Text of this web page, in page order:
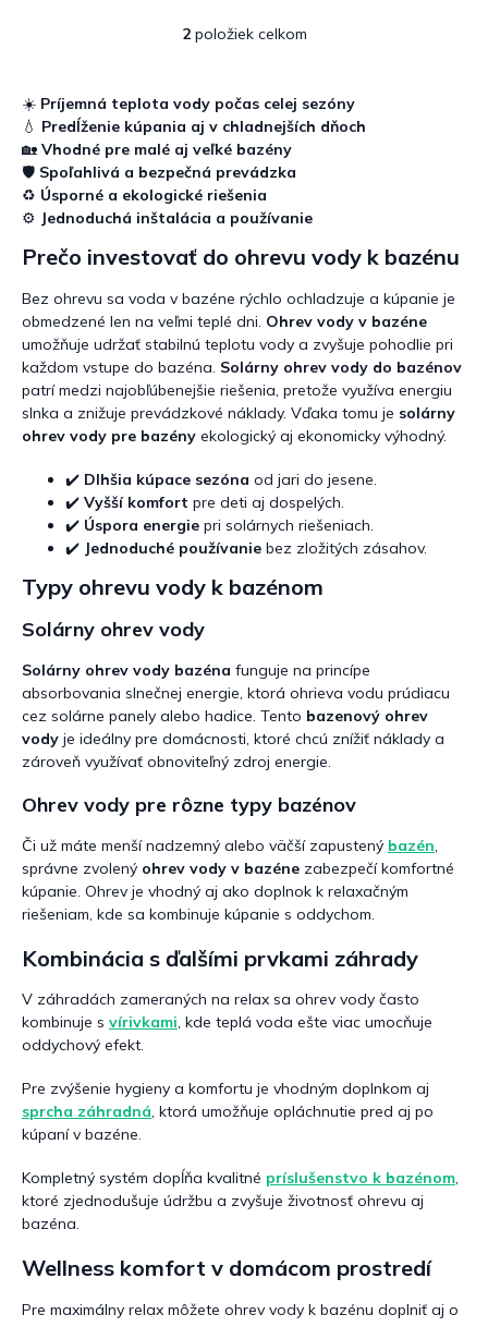
O
á
d
a
c
i
e
p
r
v
k
y
v
ý
p
i
s
u
2položiek celkom
☀️ Príjemná teplota vody počas celej sezóny
💧 Predĺženie kúpania aj v chladnejších dňoch
🏡 Vhodné pre malé aj veľké bazény
🛡️ Spoľahlivá a bezpečná prevádzka
♻️ Úsporné a ekologické riešenia
⚙️ Jednoduchá inštalácia a používanie
Prečo investovať do ohrevu vody k bazénu
Bez ohrevu sa voda v bazéne rýchlo ochladzuje a kúpanie je
obmedzené len na veľmi teplé dni. Ohrev vody v bazéne
umožňuje udržať stabilnú teplotu vody a zvyšuje pohodlie pri
každom vstupe do bazéna. Solárny ohrev vody do bazénov
patrí medzi najobľúbenejšie riešenia, pretože využíva energiu
slnka a znižuje prevádzkové náklady. Vďaka tomu je solárny
ohrev vody pre bazény ekologický aj ekonomicky výhodný.
✔️ Dlhšia kúpace sezóna od jari do jesene.
✔️ Vyšší komfort pre deti aj dospelých.
✔️ Úspora energie pri solárnych riešeniach.
✔️ Jednoduché používanie bez zložitých zásahov.
Typy ohrevu vody k bazénom
Solárny ohrev vody
Solárny ohrev vody bazéna funguje na princípe
absorbovania slnečnej energie, ktorá ohrieva vodu prúdiacu
cez solárne panely alebo hadice. Tento bazenový ohrev
vody je ideálny pre domácnosti, ktoré chcú znížiť náklady a
zároveň využívať obnoviteľný zdroj energie.
Ohrev vody pre rôzne typy bazénov
Či už máte menší nadzemný alebo väčší zapustený bazén,
správne zvolený ohrev vody v bazéne zabezpečí komfortné
kúpanie. Ohrev je vhodný aj ako doplnok k relaxačným
riešeniam, kde sa kombinuje kúpanie s oddychom.
Kombinácia s ďalšími prvkami záhrady
V záhradách zameraných na relax sa ohrev vody často
kombinuje s vírivkami, kde teplá voda ešte viac umocňuje
oddychový efekt.
Pre zvýšenie hygieny a komfortu je vhodným doplnkom aj
sprcha záhradná, ktorá umožňuje opláchnutie pred aj po
kúpaní v bazéne.
Kompletný systém dopĺňa kvalitné príslušenstvo k bazénom,
ktoré zjednodušuje údržbu a zvyšuje životnosť ohrevu aj
bazéna.
Wellness komfort v domácom prostredí
Pre maximálny relax môžete ohrev vody k bazénu doplniť aj o